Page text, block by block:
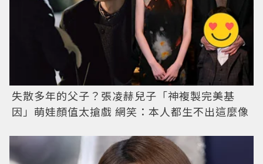
失散多年的父子？張凌赫兒子「神複製完美基
因」萌娃顏值太搶戲 網笑：本人都生不出這麼像